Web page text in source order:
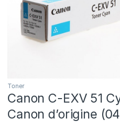
Toner
Canon C-EXV 51
Canon d’origine